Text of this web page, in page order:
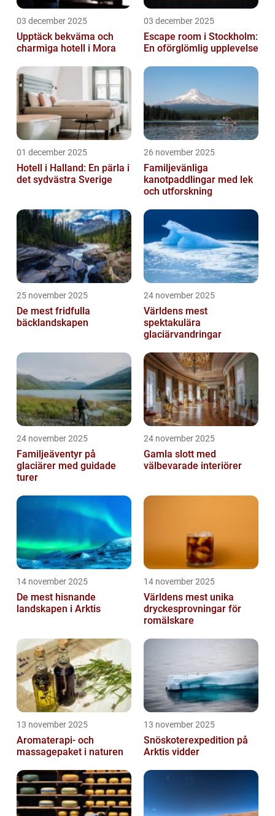
03 december 2025
Upptäck bekväma och
charmiga hotell i Mora
03 december 2025
Escape room i Stockholm:
En oförglömlig upplevelse
01 december 2025
Hotell i Halland: En pärla i
det sydvästra Sverige
26 november 2025
Familjevänliga
kanotpaddlingar med lek
och utforskning
25 november 2025
De mest fridfulla
bäcklandskapen
24 november 2025
Världens mest
spektakulära
glaciärvandringar
24 november 2025
Familjeäventyr på
glaciärer med guidade
turer
24 november 2025
Gamla slott med
välbevarade interiörer
14 november 2025
De mest hisnande
landskapen i Arktis
14 november 2025
Världens mest unika
dryckesprovningar för
romälskare
13 november 2025
Aromaterapi- och
massagepaket i naturen
13 november 2025
Snöskoterexpedition på
Arktis vidder